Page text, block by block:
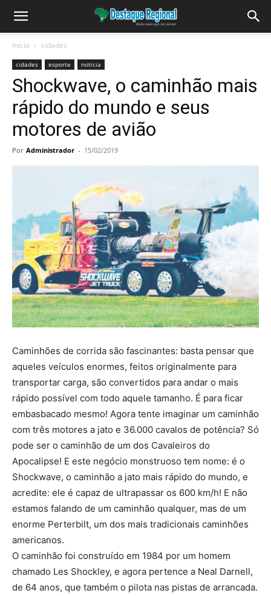
Início cidades
cidades esporte noticia
Shockwave, o caminhão mais
rápido do mundo e seus
motores de avião
Por Administrador - 15/02/2019
Caminhões de corrida são fascinantes: basta pensar que
aqueles veículos enormes, feitos originalmente para
transportar carga, são convertidos para andar o mais
rápido possível com todo aquele tamanho. É para ficar
embasbacado mesmo! Agora tente imaginar um caminhão
com três motores a jato e 36.000 cavalos de potência? Só
pode ser o caminhão de um dos Cavaleiros do
Apocalipse! E este negócio monstruoso tem nome: é o
Shockwave, o caminhão a jato mais rápido do mundo, e
acredite: ele é capaz de ultrapassar os 600 km/h! E não
estamos falando de um caminhão qualquer, mas de um
enorme Perterbilt, um dos mais tradicionais caminhões
americanos.
O caminhão foi construído em 1984 por um homem
chamado Les Shockley, e agora pertence a Neal Darnell,
de 64 anos, que também o pilota nas pistas de arrancada.